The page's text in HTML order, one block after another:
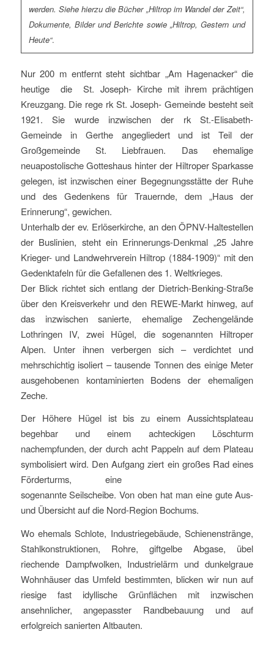
werden. Siehe hierzu die Bücher „Hiltrop im Wandel der Zeit“,
Dokumente, Bilder und Berichte sowie „Hiltrop, Gestern und
Heute“.
Nur 200 m entfernt steht sichtbar „Am Hagenacker“ die
heutige die St. Joseph- Kirche mit ihrem prächtigen
Kreuzgang. Die rege rk St. Joseph- Gemeinde besteht seit
1921. Sie wurde inzwischen der rk St.-Elisabeth-
Gemeinde in Gerthe angegliedert und ist Teil der
Großgemeinde St. Liebfrauen. Das ehemalige
neuapostolische Gotteshaus hinter der Hiltroper Sparkasse
gelegen, ist inzwischen einer Begegnungsstätte der Ruhe
und des Gedenkens für Trauernde, dem „Haus der
Erinnerung“, gewichen.
Unterhalb der ev. Erlöserkirche, an den ÖPNV-Haltestellen
der Buslinien, steht ein Erinnerungs-Denkmal „25 Jahre
Krieger- und Landwehrverein Hiltrop (1884-1909)“ mit den
Gedenktafeln für die Gefallenen des 1. Weltkrieges.
Der Blick richtet sich entlang der Dietrich-Benking-Straße
über den Kreisverkehr und den REWE-Markt hinweg, auf
das inzwischen sanierte, ehemalige Zechengelände
Lothringen IV, zwei Hügel, die sogenannten Hiltroper
Alpen. Unter ihnen verbergen sich – verdichtet und
mehrschichtig isoliert – tausende Tonnen des einige Meter
ausgehobenen kontaminierten Bodens der ehemaligen
Zeche.
Der Höhere Hügel ist bis zu einem Aussichtsplateau
begehbar und einem achteckigen Löschturm
nachempfunden, der durch acht Pappeln auf dem Plateau
symbolisiert wird. Den Aufgang ziert ein großes Rad eines
Förderturms, eine
sogenannte Seilscheibe. Von oben hat man eine gute Aus-
und Übersicht auf die Nord-Region Bochums.
Wo ehemals Schlote, Industriegebäude, Schienenstränge,
Stahlkonstruktionen, Rohre, giftgelbe Abgase, übel
riechende Dampfwolken, Industrielärm und dunkelgraue
Wohnhäuser das Umfeld bestimmten, blicken wir nun auf
riesige fast idyllische Grünflächen mit inzwischen
ansehnlicher, angepasster Randbebauung und auf
erfolgreich sanierten Altbauten.